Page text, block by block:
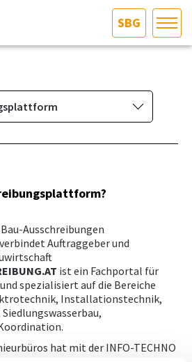
SBG
INGOO
INGENIEURBÜRO
SERVICE
KONTAKT
Leistungsmodelle
Links & Infos
Ausschreibungen
verbindet Auftraggeber und
ist ein Fachportal für
spezialisiert auf die Bereiche
Installationstechnik,
hat mit der INFO-TECHNO